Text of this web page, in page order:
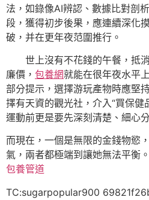
法，如錄像AI辨認、數據比對剖
段，獲得初步後果，應連續深化
破，并在更年夜范圍推行。
世上沒有不花錢的午餐，抵
廉價， 包養網就能在很年夜水平
部分提示，選擇游玩產物時應堅
擇有天資的觀光社，介入“買保健
運動前更是要先深刻清楚、細心
而現在，一個是無限的金錢物慾
氣，兩者都極端到讓她無法平衡。
包養管道
TC:sugarpopular900